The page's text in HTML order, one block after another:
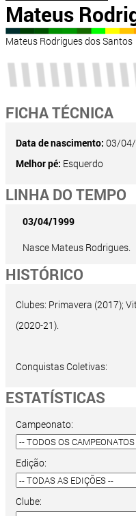
Mateus
Mateus Rodrigues dos
FICHA TÉCNICA
Data de nascimento: 03/
Melhor pé: Esquerdo
LINHA DO TEMPO
03/04/1999
Nasce Mateus Rodrigues.
HISTÓRICO
Clubes: Primavera (2017);
(2020-21).
Conquistas Coletivas:
ESTATÍSTICAS
Campeonato:
Edição:
Clube: